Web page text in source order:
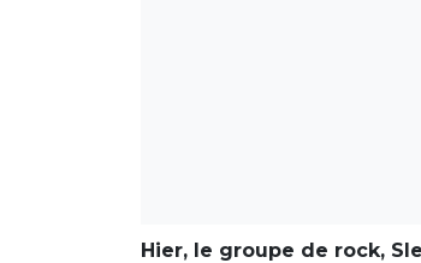
Hier, le groupe de rock,